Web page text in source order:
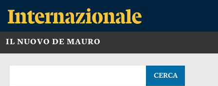
IL NUOVO DE MAURO
CERCA